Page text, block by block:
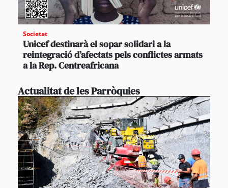
Societat
Unicef destinarà el sopar solidari a la
reintegració d’afectats pels conflictes armats
a la Rep. Centreafricana
Actualitat de les Parròquies